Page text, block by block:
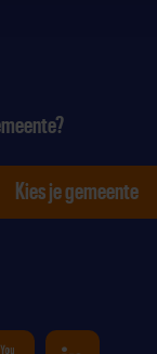
Kies je gemeente